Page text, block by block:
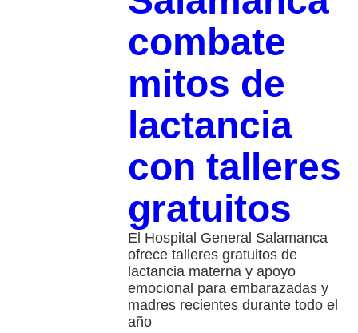
combate
mitos de
lactancia
con talleres
gratuitos
El Hospital General Salamanca
ofrece talleres gratuitos de
lactancia materna y apoyo
emocional para embarazadas y
madres recientes durante todo el
año